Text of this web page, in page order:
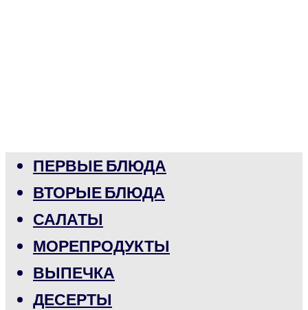
ПЕРВЫЕ БЛЮДА
ВТОРЫЕ БЛЮДА
САЛАТЫ
МОРЕПРОДУКТЫ
ВЫПЕЧКА
ДЕСЕРТЫ